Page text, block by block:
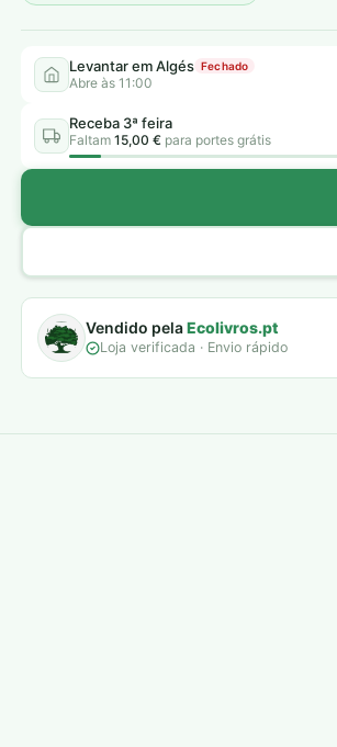
Levantar em Algés Fechado
Abre às 11:00
Receba 3ª feira
Faltam 15,00 € para portes grátis
Vendido pelaEcolivros.pt
Loja verificada · Envio rápido